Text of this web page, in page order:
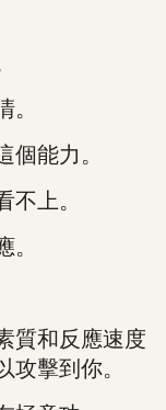
能力。
上。
和反應速度
攻擊到你。